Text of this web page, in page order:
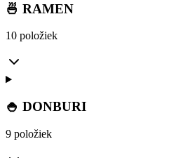
🍜 RAMEN
10 položiek
🍚 DONBURI
9 položiek